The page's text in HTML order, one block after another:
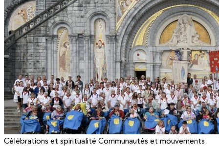
Célébrations et spiritualité Communautés et mouvements